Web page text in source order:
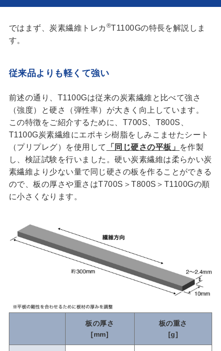
ではまず、炭素繊維トレカ ®T1100Gの特長を解説しま
す。
従来品よりも軽くて強い
前述の通り、T1100Gは従来の炭素繊維と比べて強さ
（強度）と硬さ（弾性率）が大きく向上しています。
この特徴をご紹介するために、T700S、T800S、
T1100G炭素繊維にエポキシ樹脂をしみこませたシート
（プリプレグ）を使用して
「同じ硬さの平板」
を作製
し、検証試験を行いました。硬い炭素繊維は柔らかい炭
素繊維より少ない量で同じ硬さの板を作ることができる
ので、板の厚さや重さはT700S＞T800S＞T1100Gの順
に小さくなります。
板の厚さ
[mm]
板の重さ
[g]